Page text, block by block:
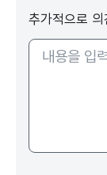
추가적으로